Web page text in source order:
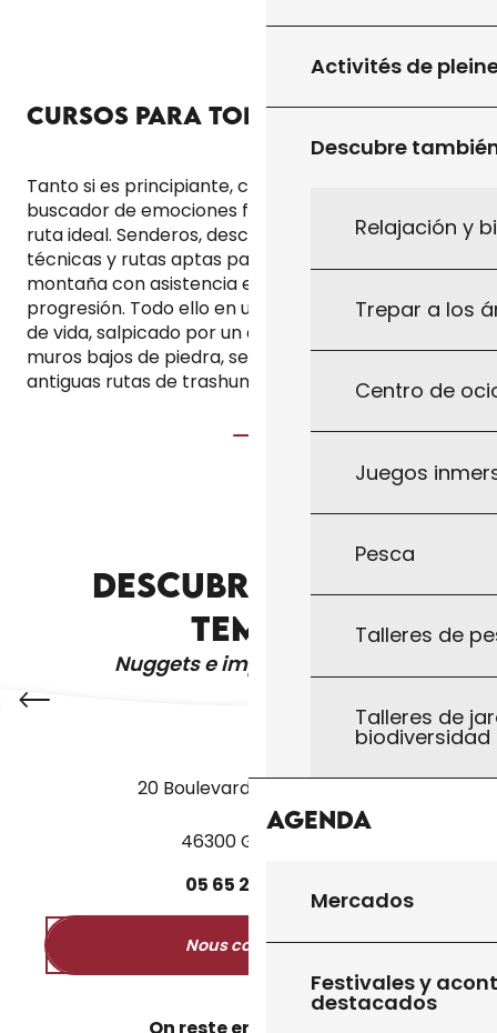
Activités de
Descubre
Relajación y
Trepar a los
Centro de
Juegos
Pesca
Talleres de
Talleres de
biodiversidad
Agenda
Mercados
Festivales y
destacados
CURSOS PARA TODOS LOS NIVELES
Tanto si es principiante, ciclista habitual o
buscador de emociones fuertes, encontrará su
ruta ideal. Senderos, descensos divertidos, zonas
técnicas y rutas aptas para VTTAEs (bicicletas de
montaña con asistencia eléctrica) jalonan tu
progresión. Todo ello en un entorno natural lleno
de vida, salpicado por un discreto patrimonio:
muros bajos de piedra, senderos hundidos,
antiguas rutas de trashumancia, etc.
DESCUBRA OTROS
TEMAS
Nuggets e imprescindibles
LA TIENDA
20 Boulevard des Martyrs
46300 Gourdon
05 65 27
Nous contacter